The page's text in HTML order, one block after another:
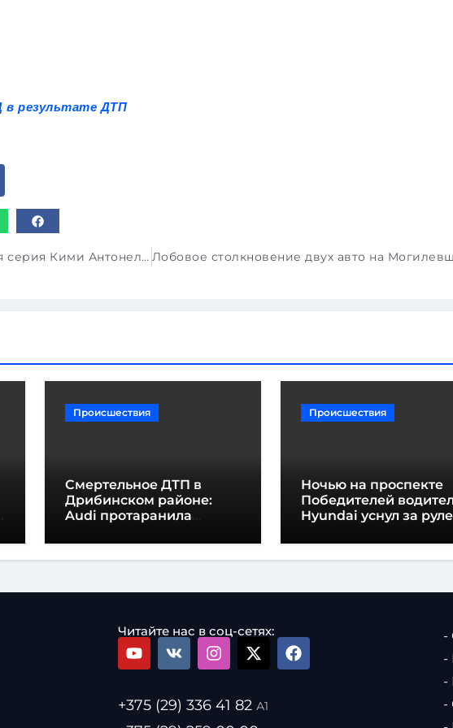
в результате ДТП
Гран-при Монако: победная серия Кими Антонелли продолжается
Происшествия
Смертельное ДТП в
Дрибинском районе:
Audi протаранила
Происшествия
Ночью на проспекте
Победителей
Hyundai уснул за рулем и
Читайте нас в соц-сетях:
+375 (29) 336 41 82 А1
-
-
-
-